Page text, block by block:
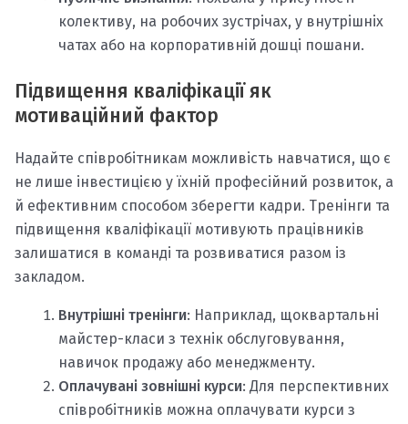
колективу, на робочих зустрічах, у внутрішніх
чатах або на корпоративній дошці пошани.
Підвищення кваліфікації як
мотиваційний фактор
Надайте співробітникам можливість навчатися, що є
не лише інвестицією у їхній професійний розвиток, а
й ефективним способом зберегти кадри. Тренінги та
підвищення кваліфікації мотивують працівників
залишатися в команді та розвиватися разом із
закладом.
Внутрішні тренінги: Наприклад, щоквартальні
майстер-класи з технік обслуговування,
навичок продажу або менеджменту.
Оплачувані зовнішні курси: Для перспективних
співробітників можна оплачувати курси з